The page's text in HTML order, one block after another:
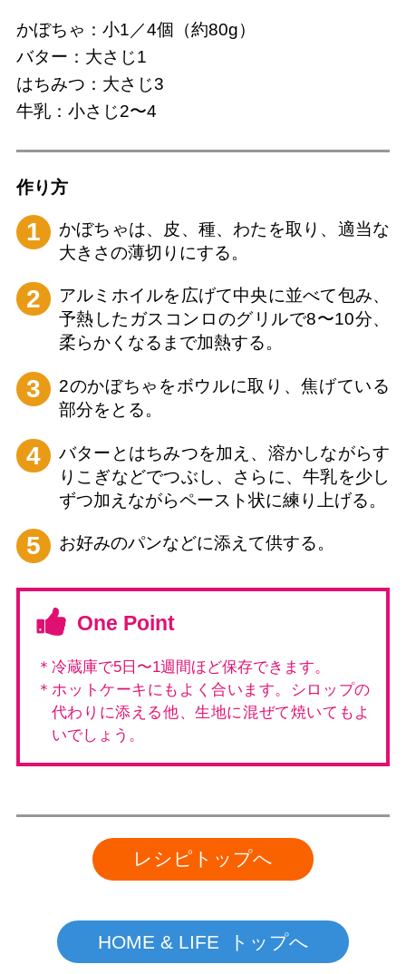
かぼちゃ：小1／4個（約80g）
バター：大さじ1
はちみつ：大さじ3
牛乳：小さじ2〜4
作り⽅
1
かぼちゃは、皮、種、わたを取り、適当な
大きさの薄切りにする。
2
アルミホイルを広げて中央に並べて包み、
予熱したガスコンロのグリルで8〜10分、
柔らかくなるまで加熱する。
3
2のかぼちゃをボウルに取り、焦げている
部分をとる。
4
バターとはちみつを加え、溶かしながらす
りこぎなどでつぶし、さらに、牛乳を少し
ずつ加えながらペースト状に練り上げる。
5 お好みのパンなどに添えて供する。
One Point
＊冷蔵庫で5日〜1週間ほど保存できます。
＊ホットケーキにもよく合います。シロップの
代わりに添える他、生地に混ぜて焼いてもよ
いでしょう。
レシピトップへ
HOME & LIFE トップへ